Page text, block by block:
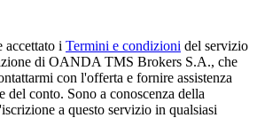
accettato i Termini e condizioni del servizio
di OANDA TMS Brokers S.A., che
con l'offerta e fornire assistenza
del conto. Sono a conoscenza della
a questo servizio in qualsiasi